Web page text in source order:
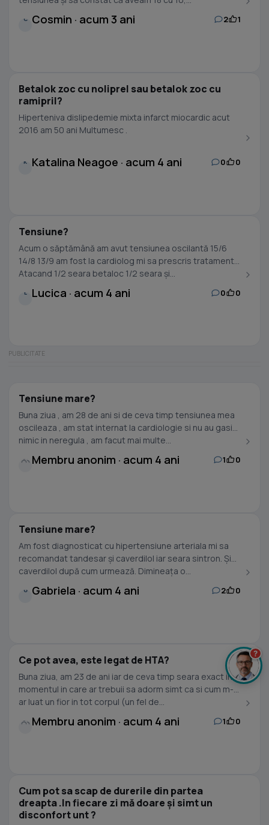
C Cosmin · acum 3 ani 2 1
Betalok zoc cu noliprel sau betalok zoc cu
ramipril?
Hiperteniva dislipedemie mixta infarct miocardic acut
2016 am 50 ani Multumesc .
K Katalina Neagoe · acum 4 ani 0 0
Tensiune?
Acum o săptămână am avut tensiunea oscilantă 15/6
14/8 13/9 am fost la cardiolog mi sa prescris tratament
Atacand 1/2 seara betaloc 1/2 seara și...
L Lucica · acum 4 ani 0 0
Tensiune mare?
Buna ziua , am 28 de ani si de ceva timp tensiunea mea
oscileaza , am stat internat la cardiologie si nu au gasit
nimic in neregula , am facut mai multe...
Membru anonim · acum 4 ani 1 0
Tensiune mare?
Am fost diagnosticat cu hipertensiune arteriala mi sa
recomandat tandesar și caverdilol iar seara sintron. Și
caverdilol după cum urmează. Dimineața o...
G Gabriela · acum 4 ani 2 0
Ce pot avea, este legat de HTA?
Buna ziua, am 23 de ani iar de ceva timp seara exact in
momentul in care ar trebuii sa adorm simt ca si cum m-
ar luat un fior in tot corpul (un fel de...
Membru anonim · acum 4 ani 1 0
Cum pot sa scap de durerile din partea
dreapta .In fiecare zi mă doare și simt un
disconfort unt ?
?